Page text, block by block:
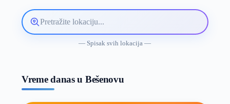
Pretražite
lokaciju
— Spisak svih lokacija —
Vreme danas u Bešenovu